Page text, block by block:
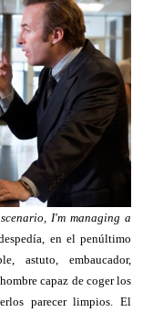
I'm managing a
en el penúltimo
astuto, embaucador,
capaz de coger los
parecer limpios. El